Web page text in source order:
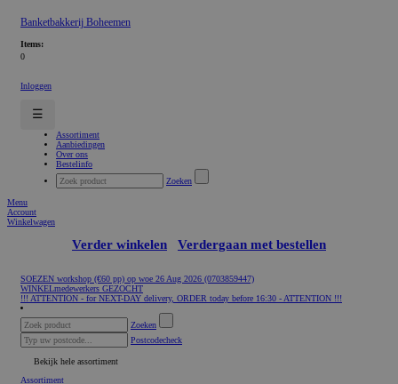
Banketbakkerij Boheemen
Items:
0
Inloggen
☰
Assortiment
Aanbiedingen
Over ons
Bestelinfo
Zoeken
Menu
Account
Winkelwagen
Verder winkelen Verdergaan met bestellen
SOEZEN workshop (€60 pp) op woe 26 Aug 2026 (0703859447)
WINKELmedewerkers GEZOCHT
!!! ATTENTION - for NEXT-DAY delivery, ORDER today before 16:30 - ATTENTION !!!
Zoeken
Postcodecheck
Bekijk hele assortiment
Assortiment